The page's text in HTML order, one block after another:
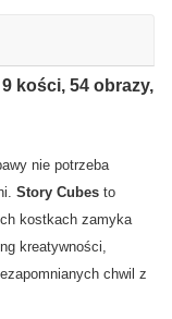
kości, 54 obrazy,
nie potrzeba
Story Cubes to
kostkach zamyka
kreatywności,
chwil z